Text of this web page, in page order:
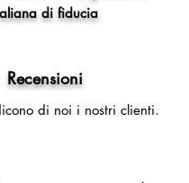
anello 18,8 mm)
dito 61mm,
anello 19,4 mm)
dito 62mm,
di fiducia
Recensioni
di noi i nostri clienti.